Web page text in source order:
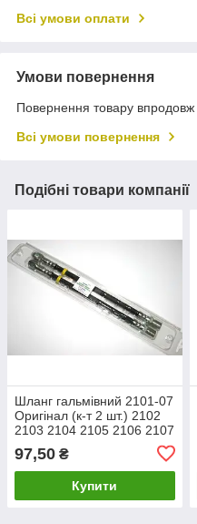
Всі умови оплати
Умови повернення
Повернення товару впродовж
Всі умови повернення
Подібні товари компанії
Шланг гальмівний 2101-07
Оригінал (к-т 2 шт.) 2102
2103 2104 2105 2106 2107
(Передній) 2101-3506060
97,50 ₴
Купити